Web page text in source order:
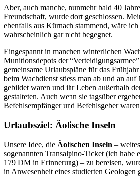
Aber, auch manche, nunmehr bald 40
Freundschaft, wurde dort geschlossen.
ebenfalls aus Kürnach stammend, wäre ich
wahrscheinlich gar nicht begegnet.
Eingespannt in manchen winterlichen
Munitionsdepots der
gemeinsame Urlaubspläne für das
beim Wachdienst stiess man ab und an
gebildet waren und ihr Leben außerhalb
gestalteten. Auch wenn sie tagsüber
Befehlsempfänger und Befehlsgeber
Urlaubsziel: Äolische Inseln
Unsere Idee, die Äolischen Inseln –
sogenannten Transalpino-Ticket (ich habe
179 DM in Erinnerung) – zu bereisen,
in Anwesenheit eines studierten Geologen